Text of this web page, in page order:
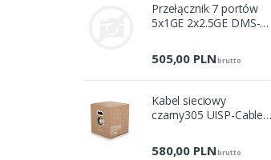
Przełącznik 7 portów
5x1GE 2x2.5GE DMS-
505,00 PLNbrutto
Kabel sieciowy
czarny305 UISP-Cable-
580,00 PLNbrutto